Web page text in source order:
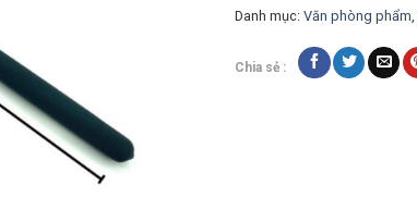
Danh mục:Văn phòng phẩm
Chia sẻ :